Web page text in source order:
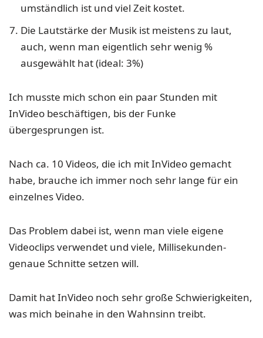
umständlich ist und viel Zeit kostet.
Die Lautstärke der Musik ist meistens zu laut,
auch, wenn man eigentlich sehr wenig %
ausgewählt hat (ideal: 3%)
Ich musste mich schon ein paar Stunden mit
InVideo beschäftigen, bis der Funke
übergesprungen ist.
Nach ca. 10 Videos, die ich mit InVideo gemacht
habe, brauche ich immer noch sehr lange für ein
einzelnes Video.
Das Problem dabei ist, wenn man viele eigene
Videoclips verwendet und viele, Millisekunden-
genaue Schnitte setzen will.
Damit hat InVideo noch sehr große Schwierigkeiten,
was mich beinahe in den Wahnsinn treibt.